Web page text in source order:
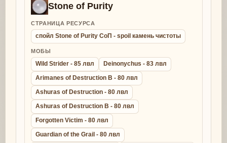
Stone of Purity
СТРАНИЦА РЕСУРСА
спойл Stone of Purity СоП - spoil камень чистоты
МОБЫ
Wild Strider - 85 лвл
Deinonychus - 83 лвл
Arimanes of Destruction B - 80 лвл
Ashuras of Destruction - 80 лвл
Ashuras of Destruction B - 80 лвл
Forgotten Victim - 80 лвл
Guardian of the Grail - 80 лвл